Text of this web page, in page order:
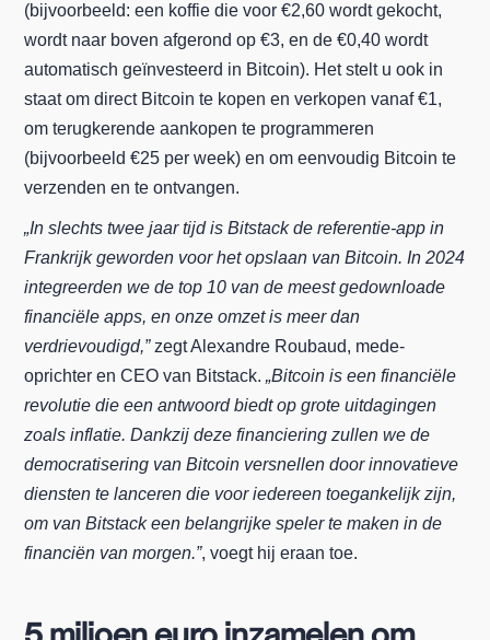
(bijvoorbeeld: een koffie die voor €2,60 wordt gekocht,
wordt naar boven afgerond op €3, en de €0,40 wordt
automatisch geïnvesteerd in Bitcoin). Het stelt u ook in
staat om direct Bitcoin te kopen en verkopen vanaf €1,
om terugkerende aankopen te programmeren
(bijvoorbeeld €25 per week) en om eenvoudig Bitcoin te
verzenden en te ontvangen.
„In slechts twee jaar tijd is Bitstack de referentie-app in
Frankrijk geworden voor het opslaan van Bitcoin. In 2024
integreerden we de top 10 van de meest gedownloade
financiële apps, en onze omzet is meer dan
verdrievoudigd,”zegt Alexandre Roubaud, mede-
oprichter en CEO van Bitstack.„Bitcoin is een financiële
revolutie die een antwoord biedt op grote uitdagingen
zoals inflatie. Dankzij deze financiering zullen we de
democratisering van Bitcoin versnellen door innovatieve
diensten te lanceren die voor iedereen toegankelijk zijn,
om van Bitstack een belangrijke speler te maken in de
financiën van morgen.”, voegt hij eraan toe.